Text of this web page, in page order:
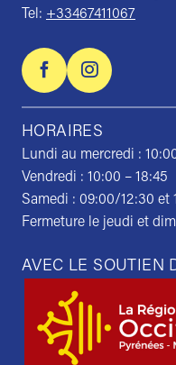
Tel: +33467411067
HORAIRES
Lundi au mercredi :
Vendredi : 10:00 – 18:45
Samedi : 09:00/12:30 et
Fermeture le jeudi et
AVEC LE SOUTIEN